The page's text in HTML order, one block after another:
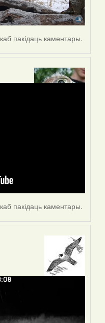
каб пакідаць каментары.
каб пакідаць каментары.